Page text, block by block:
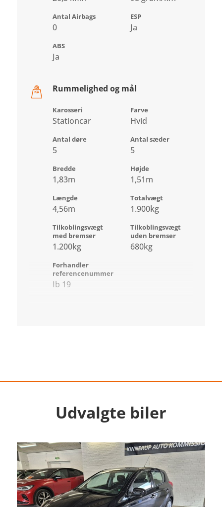
Antal Airbags
0
ESP
Ja
ABS
Ja
Rummelighed og mål
Karosseri
Stationcar
Farve
Hvid
Antal døre
5
Antal sæder
5
Bredde
1,83m
Højde
1,51m
Længde
4,56m
Totalvægt
1.900kg
Tilkoblingsvægt
med bremser
1.200kg
Tilkoblingsvægt
uden bremser
680kg
Forhandler
referencenummer
Ib 19
Udvalgte biler